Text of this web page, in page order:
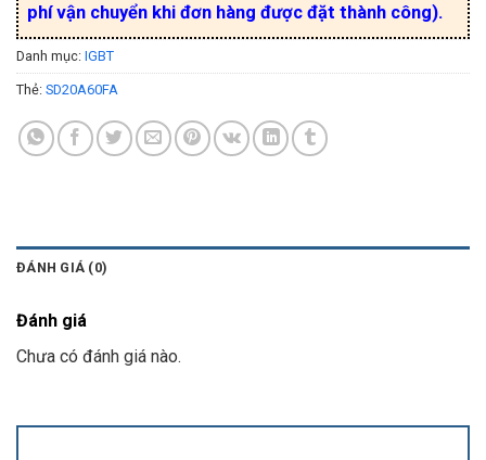
phí vận chuyển khi đơn hàng được đặt thành công).
Danh mục: IGBT
Thẻ: SD20A60FA
ĐÁNH GIÁ (0)
Đánh giá
Chưa có đánh giá nào.